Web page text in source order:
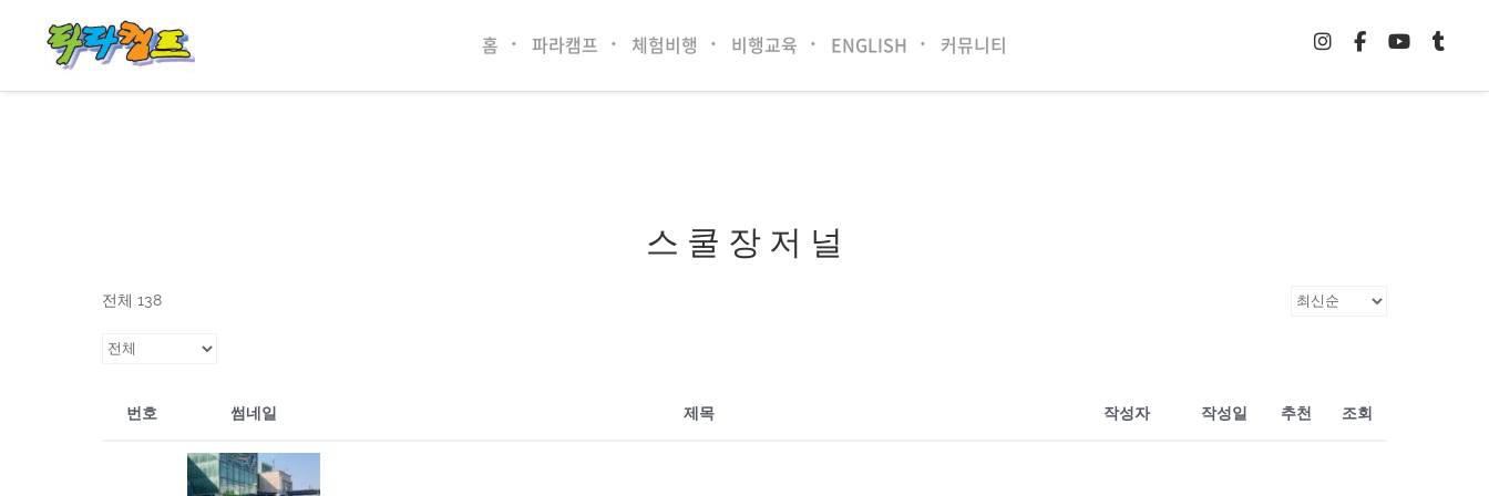
홈 파라캠프 체험비행 비행교육 ENGLISH 커뮤니티
스 쿨 장 저 널
전체 138
번호 썸네일 제목 작성자 작성일 추천 조회